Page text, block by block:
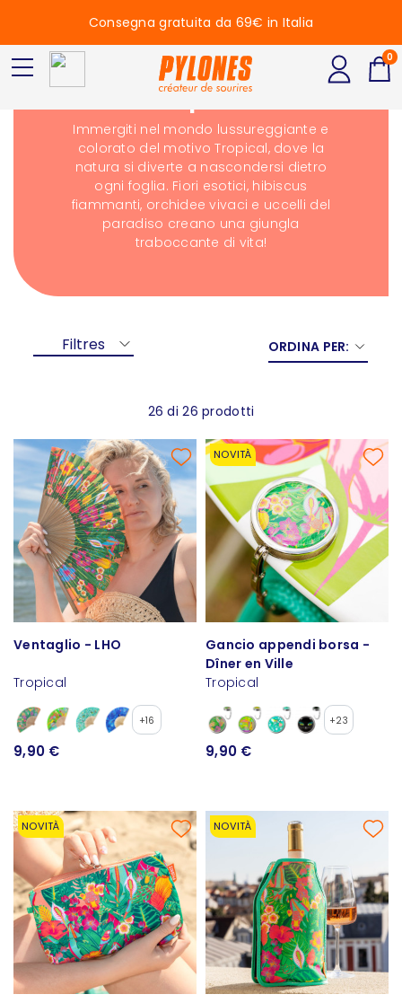
Tropical
Immergiti nel mondo lussureggiante e
colorato del motivo Tropical, dove la
natura si diverte a nascondersi dietro
ogni foglia. Fiori esotici, hibiscus
fiammanti, orchidee vivaci e uccelli del
paradiso creano una giungla
traboccante di vita!
Filtres ORDINA PER:
26 di 26 prodotti
Ventaglio - LHO
Tropical
+16
9,90 €
NOVITÀ
Gancio appendi borsa -
Dîner en Ville
Tropical
+23
9,90 €
NOVITÀ NOVITÀ
Consegna gratuita da 69€ in Italia
0